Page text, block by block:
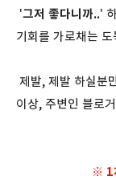
'그저 좋다니까..'
기회를 가로채는
제발, 제발 하실분
이상, 주변인 블로
※ 1